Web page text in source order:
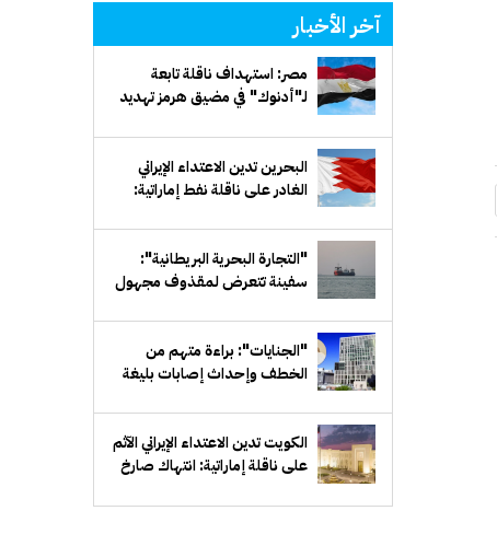
آخر الأخبار
مصر: استهداف ناقلة تابعة
لـ"أدنوك" في مضيق هرمز تهديد
البحرين تدين الاعتداء الإيراني
الغادر على ناقلة نفط إماراتية:
"التجارة البحرية البريطانية":
سفينة تتعرض لمقذوف مجهول
"الجنايات": براءة متهم من
الخطف وإحداث إصابات بليغة
الكويت تدين الاعتداء الإيراني الآثم
على ناقلة إماراتية: انتهاك صارخ